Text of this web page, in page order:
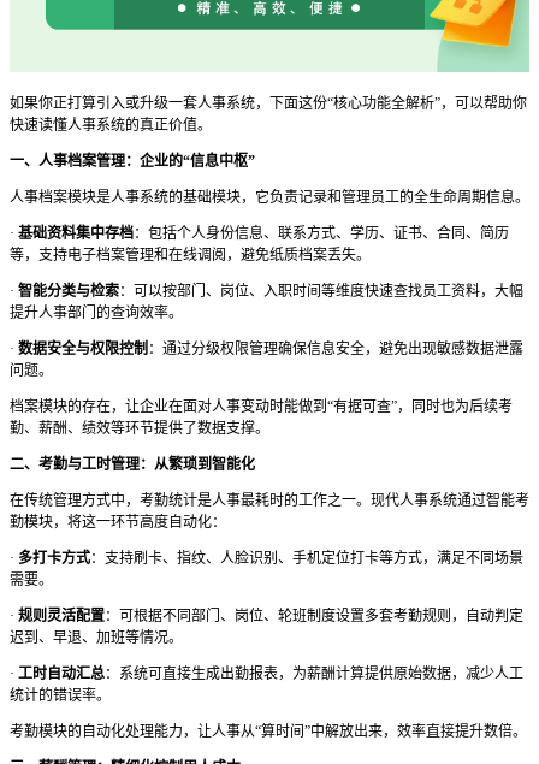
如果你正打算引入或升级一套人事系统，下面这份“核心功能全解析”，可以帮助你
快速读懂人事系统的真正价值。
一、人事档案管理：企业的“信息中枢”
人事档案模块是人事系统的基础模块，它负责记录和管理员工的全生命周期信息。
· 基础资料集中存档：包括个人身份信息、联系方式、学历、证书、合同、简历
等，支持电子档案管理和在线调阅，避免纸质档案丢失。
· 智能分类与检索：可以按部门、岗位、入职时间等维度快速查找员工资料，大幅
提升人事部门的查询效率。
· 数据安全与权限控制 ：通过分级权限管理确保信息安全，避免出现敏感数据泄露
问题。
档案模块的存在，让企业在面对人事变动时能做到 “有据可查”，同时也为后续考
勤、薪酬、绩效等环节提供了数据支撑。
二、考勤与工时管理：从繁琐到智能化
在传统管理方式中，考勤统计是人事最耗时的工作之一。现代人事系统通过智能考
勤模块，将这一环节高度自动化：
· 多打卡方式：支持刷卡、指纹、人脸识别、手机定位打卡等方式，满足不同场景
需要。
· 规则灵活配置：可根据不同部门、岗位、轮班制度设置多套考勤规则，自动判定
迟到、早退、加班等情况。
· 工时自动汇总：系统可直接生成出勤报表，为薪酬计算提供原始数据，减少人工
统计的错误率。
考勤模块的自动化处理能力，让人事从“算时间”中解放出来，效率直接提升数倍。